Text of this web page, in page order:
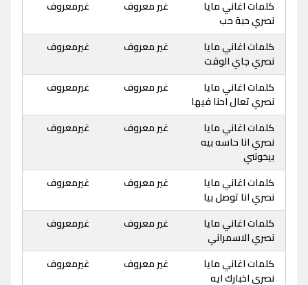
كلمات اغاني مايا
نصري حبة حب
غير معروف غيرمعروف
كلمات اغاني مايا
نصري جاي الوقت
غير معروف غيرمعروف
كلمات اغاني مايا
نصري تعال احنا فيها
غير معروف غيرمعروف
كلمات اغاني مايا
نصري انا حاسه بيه
بيخونني
غير معروف غيرمعروف
كلمات اغاني مايا
نصري انا توصل بيا
غير معروف غيرمعروف
كلمات اغاني مايا
نصري الاسمراني
غير معروف غيرمعروف
كلمات اغاني مايا
نصري اخبارك ايه
غير معروف غيرمعروف